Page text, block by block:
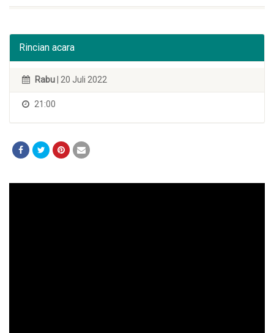
Rincian acara
Rabu | 20 Juli 2022
21:00